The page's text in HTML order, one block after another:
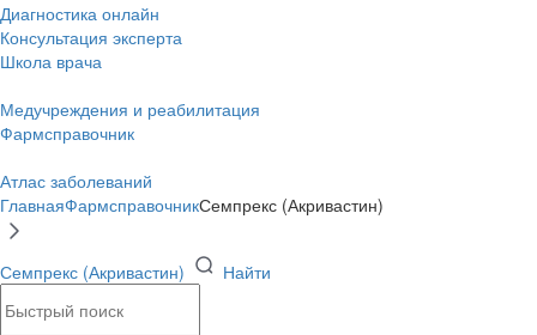
Диагностика онлайн
Консультация эксперта
Школа врача
Медучреждения и реабилитация
Фармсправочник
Атлас заболеваний
ГлавнаяФармсправочникСемпрекс (Акривастин)
Семпрекс (Акривастин) Найти